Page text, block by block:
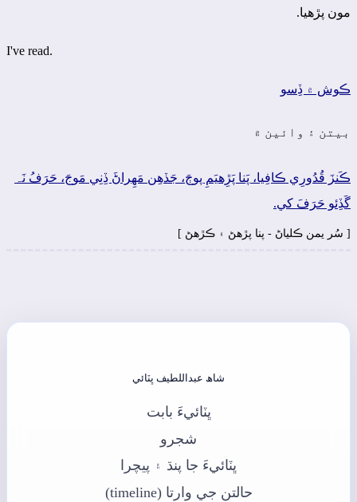
مون پڙهيا.
I've read.
ڪوش ۾ ڏِسو
بيتن ۽ وائين ۾
ڪَنزَ قُدُورِي ڪافِيا، پَنا پَڙِهيَمِ پوڄَ، جَڏھِن مَھِراڻَ ڏِنِي مَوجَ، حَرَفُ نَہ
گَڏِئو حَرَفَ کي.
[ سُر يمن ڪلياڻ - پنا پڙهڻ ۽ ڪڙهڻ ]
شاھ عبداللطيف ڀٽائي
ڀٽائيءَ بابت
شجرو
ڀٽائيءَ جا پنڌ ۽ پيچرا
حالتن جي وارتا (timeline)